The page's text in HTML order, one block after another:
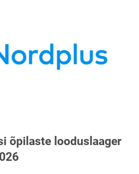
õpilaste looduslaager